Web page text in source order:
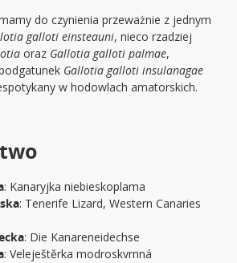
do czynienia przeważnie z jednym
galloti einsteauni, nieco rzadziej
oraz Gallotia galloti palmae,
Gallotia galloti insulanagae
w hodowlach amatorskich.
: Kanaryjka niebieskoplama
: Tenerife Lizard, Western Canaries
: Die Kanareneidechse
: Veleještěrka modroskvrnná